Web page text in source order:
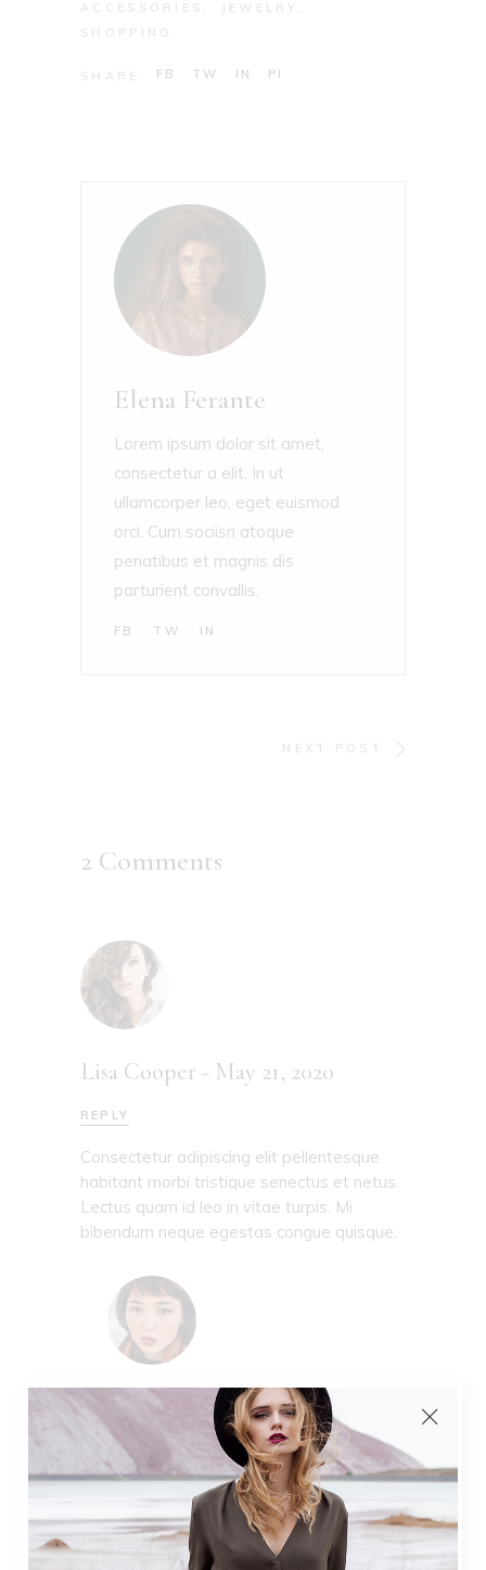
ACCESSORIES
JEWELRY
SHOPPING
SHARE: FB TW IN PI
Elena Ferante
Lorem ipsum dolor sit amet,
consectetur a elit. In ut
ullamcorper leo, eget euismod
orci. Cum sociisn atoque
penatibus et magnis dis
parturient convallis.
FB TW IN
NEXT POST
2 Comments
Lisa Cooper - May 21, 2020
REPLY
Consectetur adipiscing elit pellentesque
habitant morbi tristique senectus et netus.
Lectus quam id leo in vitae turpis. Mi
bibendum neque egestas congue quisque.
Julia Silvestre-May 21, 2020
REPLY
Vulputate sapien nec sagittis aliquam
malesuada bibendum arcu vitae
elementum.